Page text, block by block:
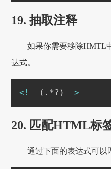
19. 抽取注释
如果你需要移除HMTL
达式。
< ! -- ( .*? ) -->
20. 匹配HTML标
通过下面的表达式可以